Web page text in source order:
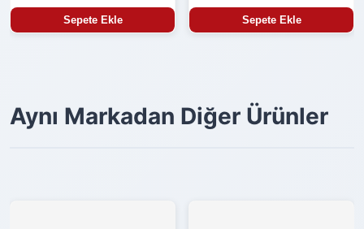
Sepete Ekle Sepete Ekle
Aynı Markadan Diğer Ürünler